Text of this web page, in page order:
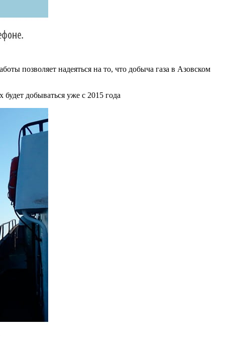
позволяет надеяться на то, что добыча газа в Азовском
добываться уже с 2015 года